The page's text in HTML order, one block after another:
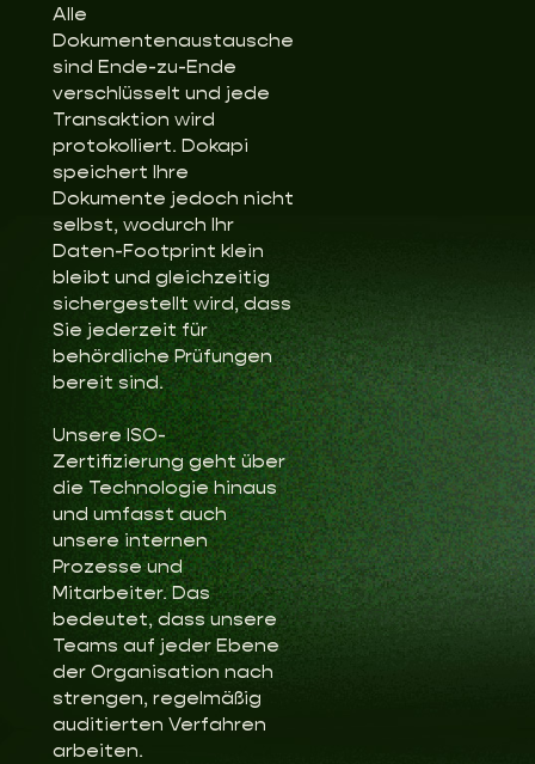
Alle
Dokumentenaustausche
sind Ende-zu-Ende
verschlüsselt und jede
Transaktion wird
protokolliert. Dokapi
speichert Ihre
Dokumente jedoch nicht
selbst, wodurch Ihr
Daten-Footprint klein
bleibt und gleichzeitig
sichergestellt wird, dass
Sie jederzeit für
behördliche Prüfungen
bereit sind.
Unsere ISO-
Zertifizierung geht über
die Technologie hinaus
und umfasst auch
unsere internen
Prozesse und
Mitarbeiter. Das
bedeutet, dass unsere
Teams auf jeder Ebene
der Organisation nach
strengen, regelmäßig
auditierten Verfahren
arbeiten.